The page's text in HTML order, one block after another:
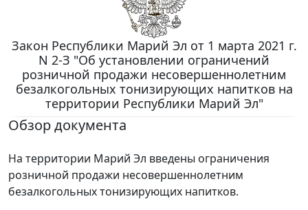
Закон Республики Марий Эл от 1 марта 2021 г.
N 2-З "Об установлении ограничений
розничной продажи несовершеннолетним
безалкогольных тонизирующих напитков на
территории Республики Марий Эл"
Обзор документа
На территории Марий Эл введены ограничения
розничной продажи несовершеннолетним
безалкогольных тонизирующих напитков.